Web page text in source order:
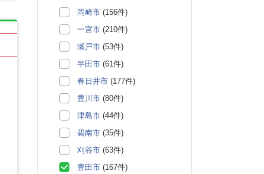
岡崎市 (156件)
一宮市 (210件)
瀬戸市 (53件)
半田市 (61件)
春日井市 (177件)
豊川市 (80件)
津島市 (44件)
碧南市 (35件)
刈谷市 (63件)
豊田市 (167件)